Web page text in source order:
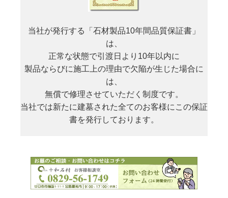
当社が発行する「石材製品10年間品質保証書」
は、
正常な状態で引渡日より10年以内に
製品ならびに施工上の理由で欠陥が生じた場合に
は、
無償で修理させていただく制度です。
当社では新たに建墓された全てのお客様にこの保証
書を発行しております。